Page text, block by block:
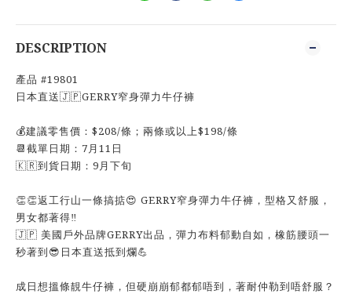
DESCRIPTION
產品 #19801
日本直送🇯🇵GERRY窄身彈力牛仔褲
💰建議零售價：$208/條；兩條或以上$198/條
📆截單日期：7月11日
🇰🇷到貨日期：9月下旬
👏👏返工行山一條搞掂😍 GERRY窄身彈力牛仔褲，型格又舒服，
男女都著得‼️
🇯🇵 美國戶外品牌GERRY出品，彈力布料郁動自如，橡筋腰頭一
秒著到😎日本直送抵到爛💪
成日想搵條靚牛仔褲，但硬崩崩郁都郁唔到，著耐仲勒到唔舒服？